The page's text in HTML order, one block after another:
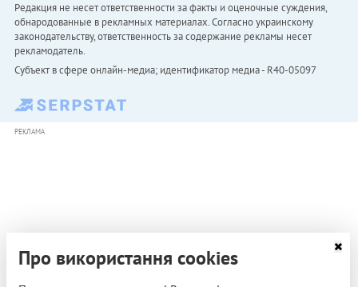
Редакция не несет ответственности за факты и оценочные суждения,
обнародованные в рекламных материалах. Согласно украинскому
законодательству, ответственность за содержание рекламы несет
рекламодатель.
Субъект в сфере онлайн-медиа; идентификатор медиа - R40-05097
РЕКЛАМА
Про використання cookies